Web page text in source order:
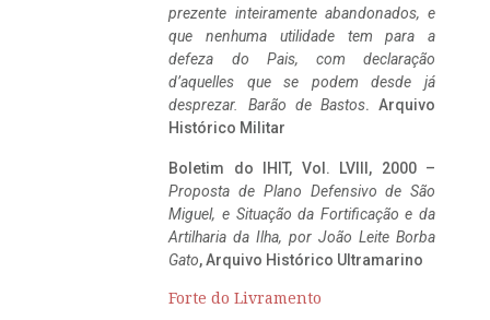
prezente inteiramente abandonados, e
que nenhuma utilidade tem para a
defeza do Pais, com declaração
d’aquelles que se podem desde já
desprezar. Barão de Bastos. Arquivo
Histórico Militar
Boletim do IHIT, Vol. LVIII, 2000 –
Proposta de Plano Defensivo de São
Miguel, e Situação da Fortificação e da
Artilharia da Ilha, por João Leite Borba
Gato, Arquivo Histórico Ultramarino
Forte do Livramento